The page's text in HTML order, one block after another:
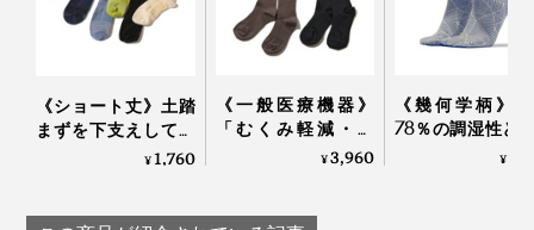
《ショート丈》土踏
まずを下支えして、
足底筋をサポートす
レッグ
¥1,760
《一般医療機器》
「むくみ軽減・快
適・おしゃれ」三拍
｜MAEÉ
¥3,960
《幾何学柄》
78％の調湿性と
編みのフィッ
¥